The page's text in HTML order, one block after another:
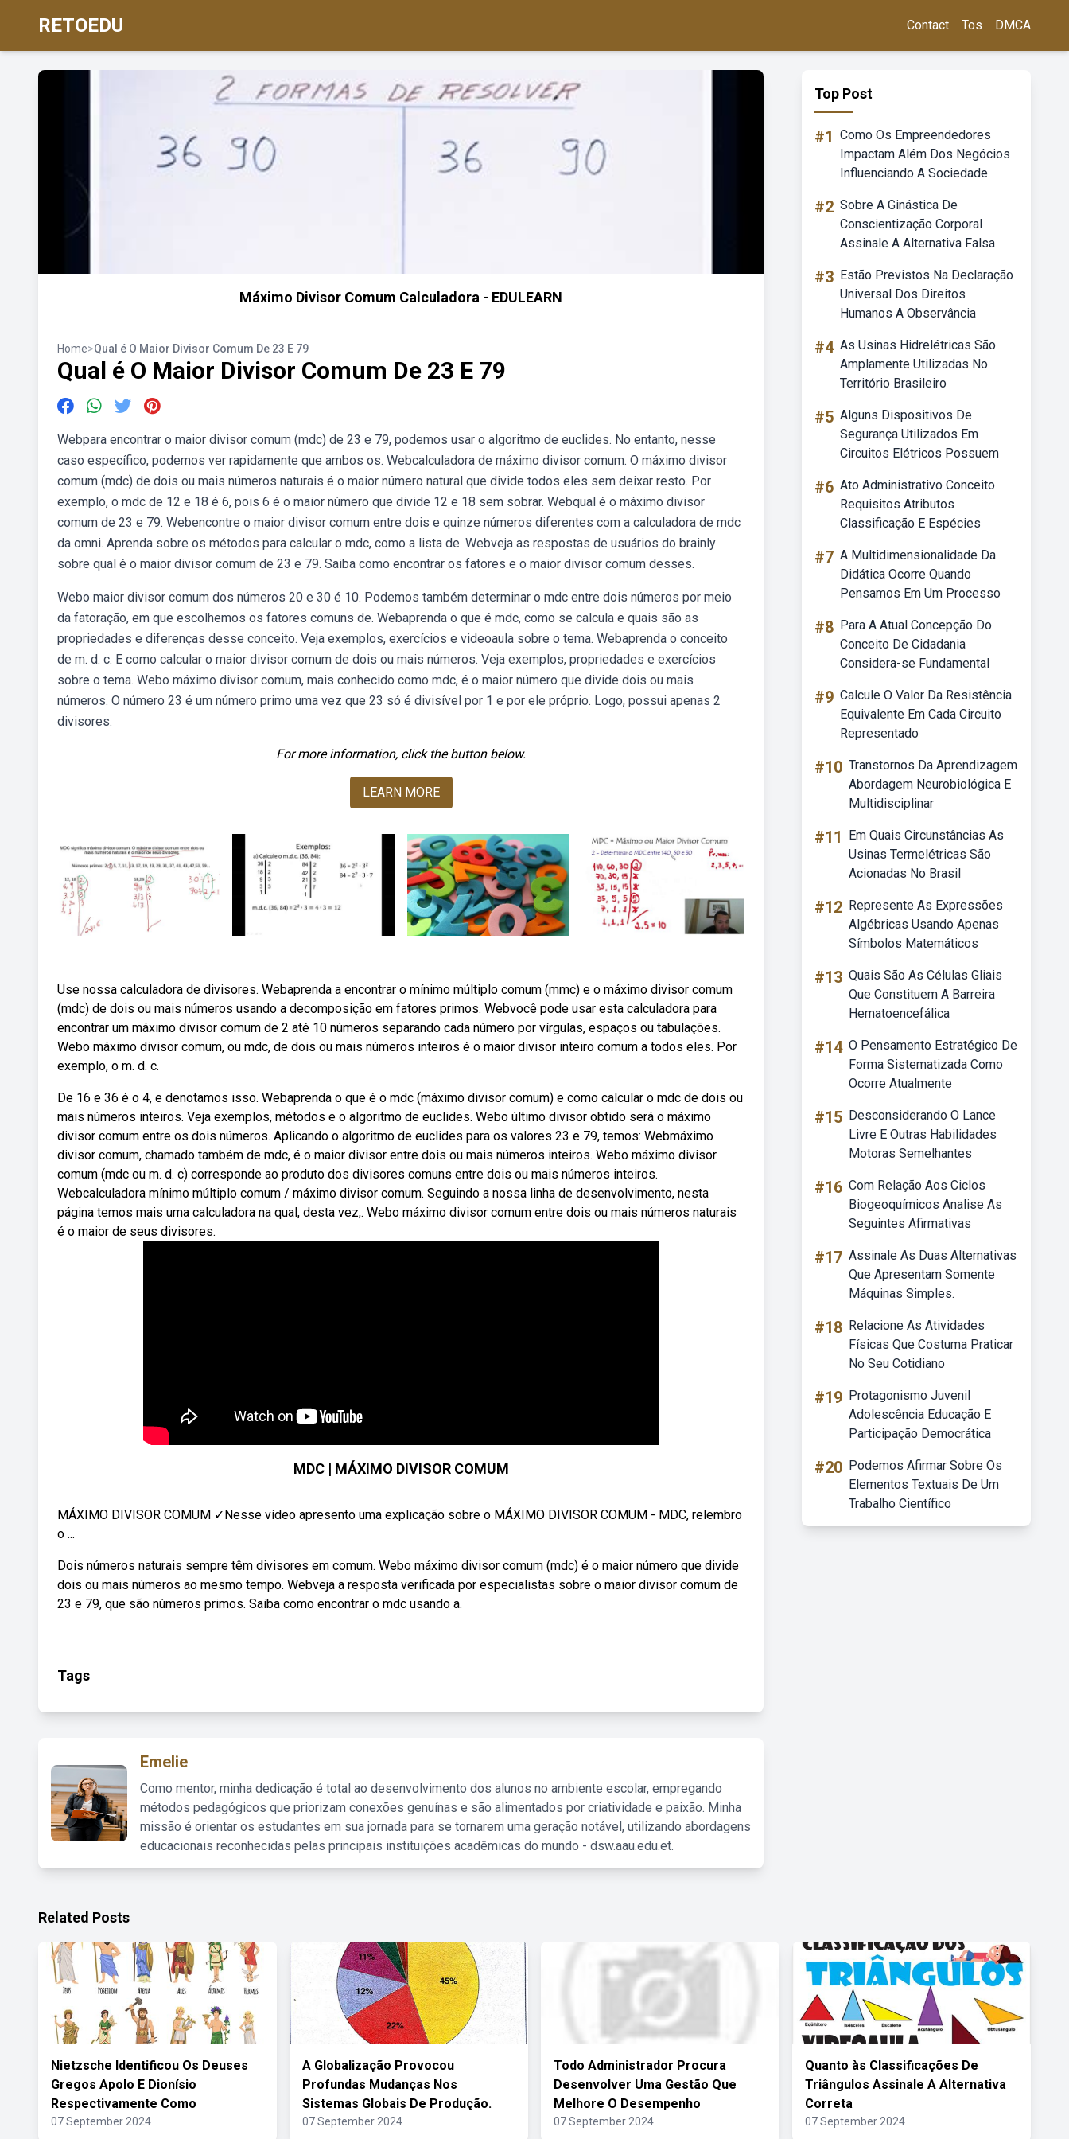
RETOEDU Contact Tos DMCA
Máximo Divisor Comum Calculadora - EDULEARN
Home>Qual é O Maior Divisor Comum De 23 E 79
Qual é O Maior Divisor Comum De 23 E 79
Webpara encontrar o maior divisor comum (mdc) de 23 e 79, podemos usar o algoritmo de euclides. No entanto, nesse
caso específico, podemos ver rapidamente que ambos os. Webcalculadora de máximo divisor comum. O máximo divisor
comum (mdc) de dois ou mais números naturais é o maior número natural que divide todos eles sem deixar resto. Por
exemplo, o mdc de 12 e 18 é 6, pois 6 é o maior número que divide 12 e 18 sem sobrar. Webqual é o máximo divisor
comum de 23 e 79. Webencontre o maior divisor comum entre dois e quinze números diferentes com a calculadora de mdc
da omni. Aprenda sobre os métodos para calcular o mdc, como a lista de. Webveja as respostas de usuários do brainly
sobre qual é o maior divisor comum de 23 e 79. Saiba como encontrar os fatores e o maior divisor comum desses.
Webo maior divisor comum dos números 20 e 30 é 10. Podemos também determinar o mdc entre dois números por meio
da fatoração, em que escolhemos os fatores comuns de. Webaprenda o que é mdc, como se calcula e quais são as
propriedades e diferenças desse conceito. Veja exemplos, exercícios e videoaula sobre o tema. Webaprenda o conceito
de m. d. c. E como calcular o maior divisor comum de dois ou mais números. Veja exemplos, propriedades e exercícios
sobre o tema. Webo máximo divisor comum, mais conhecido como mdc, é o maior número que divide dois ou mais
números. O número 23 é um número primo uma vez que 23 só é divisível por 1 e por ele próprio. Logo, possui apenas 2
divisores.
For more information, click the button below.
LEARN MORE
Use nossa calculadora de divisores. Webaprenda a encontrar o mínimo múltiplo comum (mmc) e o máximo divisor comum
(mdc) de dois ou mais números usando a decomposição em fatores primos. Webvocê pode usar esta calculadora para
encontrar um máximo divisor comum de 2 até 10 números separando cada número por vírgulas, espaços ou tabulações.
Webo máximo divisor comum, ou mdc, de dois ou mais números inteiros é o maior divisor inteiro comum a todos eles. Por
exemplo, o m. d. c.
De 16 e 36 é o 4, e denotamos isso. Webaprenda o que é o mdc (máximo divisor comum) e como calcular o mdc de dois ou
mais números inteiros. Veja exemplos, métodos e o algoritmo de euclides. Webo último divisor obtido será o máximo
divisor comum entre os dois números. Aplicando o algoritmo de euclides para os valores 23 e 79, temos: Webmáximo
divisor comum, chamado também de mdc, é o maior divisor entre dois ou mais números inteiros. Webo máximo divisor
comum (mdc ou m. d. c) corresponde ao produto dos divisores comuns entre dois ou mais números inteiros.
Webcalculadora mínimo múltiplo comum / máximo divisor comum. Seguindo a nossa linha de desenvolvimento, nesta
página temos mais uma calculadora na qual, desta vez,. Webo máximo divisor comum entre dois ou mais números naturais
é o maior de seus divisores.
MDC | MÁXIMO DIVISOR COMUM
MÁXIMO DIVISOR COMUM ✓Nesse vídeo apresento uma explicação sobre o MÁXIMO DIVISOR COMUM - MDC, relembro
o ...
Dois números naturais sempre têm divisores em comum. Webo máximo divisor comum (mdc) é o maior número que divide
dois ou mais números ao mesmo tempo. Webveja a resposta verificada por especialistas sobre o maior divisor comum de
23 e 79, que são números primos. Saiba como encontrar o mdc usando a.
Tags
Emelie
Como mentor, minha dedicação é total ao desenvolvimento dos alunos no ambiente escolar, empregando
métodos pedagógicos que priorizam conexões genuínas e são alimentados por criatividade e paixão. Minha
missão é orientar os estudantes em sua jornada para se tornarem uma geração notável, utilizando abordagens
educacionais reconhecidas pelas principais instituições acadêmicas do mundo - dsw.aau.edu.et.
Top Post
#1 Como Os Empreendedores
Impactam Além Dos Negócios
Influenciando A Sociedade
#2 Sobre A Ginástica De
Conscientização Corporal
Assinale A Alternativa Falsa
#3 Estão Previstos Na Declaração
Universal Dos Direitos
Humanos A Observância
#4 As Usinas Hidrelétricas São
Amplamente Utilizadas No
Território Brasileiro
#5 Alguns Dispositivos De
Segurança Utilizados Em
Circuitos Elétricos Possuem
#6 Ato Administrativo Conceito
Requisitos Atributos
Classificação E Espécies
#7 A Multidimensionalidade Da
Didática Ocorre Quando
Pensamos Em Um Processo
#8 Para A Atual Concepção Do
Conceito De Cidadania
Considera-se Fundamental
#9 Calcule O Valor Da Resistência
Equivalente Em Cada Circuito
Representado
#10 Transtornos Da Aprendizagem
Abordagem Neurobiológica E
Multidisciplinar
#11
Em Quais Circunstâncias As
Usinas Termelétricas São
Acionadas No Brasil
#12 Represente As Expressões
Algébricas Usando Apenas
Símbolos Matemáticos
#13 Quais São As Células Gliais
Que Constituem A Barreira
Hematoencefálica
#14 O Pensamento Estratégico De
Forma Sistematizada Como
Ocorre Atualmente
#15 Desconsiderando O Lance
Livre E Outras Habilidades
Motoras Semelhantes
#16 Com Relação Aos Ciclos
Biogeoquímicos Analise As
Seguintes Afirmativas
#17 Assinale As Duas Alternativas
Que Apresentam Somente
Máquinas Simples.
#18 Relacione As Atividades
Físicas Que Costuma Praticar
No Seu Cotidiano
#19 Protagonismo Juvenil
Adolescência Educação E
Participação Democrática
#20 Podemos Afirmar Sobre Os
Elementos Textuais De Um
Trabalho Científico
Related Posts
Nietzsche Identificou Os Deuses
Gregos Apolo E Dionísio
Respectivamente Como
07 September 2024
A Globalização Provocou
Profundas Mudanças Nos
Sistemas Globais De Produção.
07 September 2024
Todo Administrador Procura
Desenvolver Uma Gestão Que
Melhore O Desempenho
07 September 2024
Quanto às Classificações De
Triângulos Assinale A Alternativa
Correta
07 September 2024